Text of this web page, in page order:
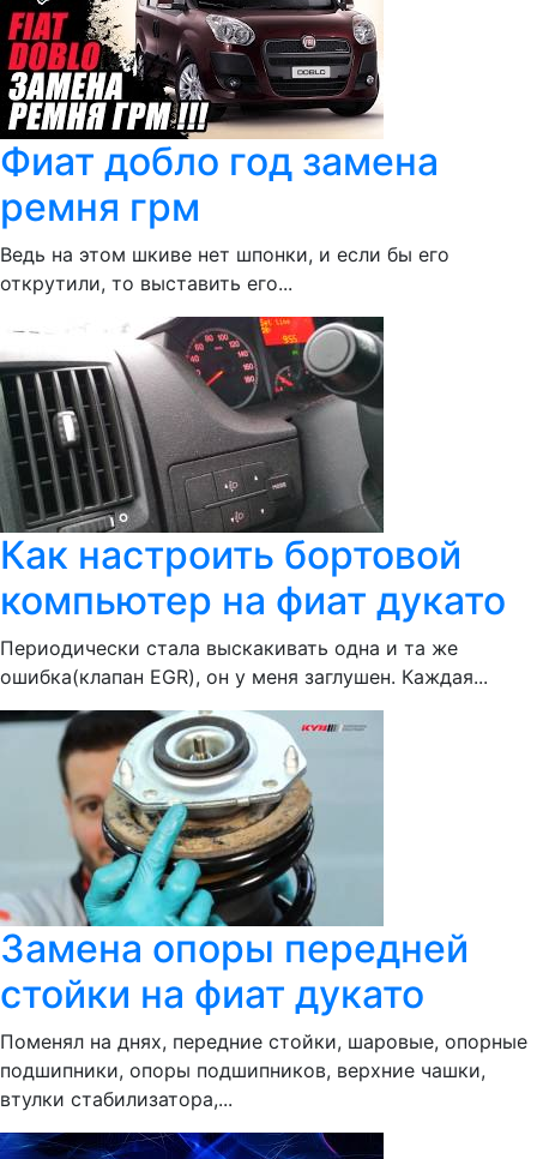
Фиат добло год замена
ремня грм
Ведь на этом шкиве нет шпонки, и если бы его
открутили, то выставить его...
Как настроить бортовой
компьютер на фиат дукато
Периодически стала выскакивать одна и та же
ошибка(клапан EGR), он у меня заглушен. Каждая...
Замена опоры передней
стойки на фиат дукато
Поменял на днях, передние стойки, шаровые, опорные
подшипники, опоры подшипников, верхние чашки,
втулки стабилизатора,...